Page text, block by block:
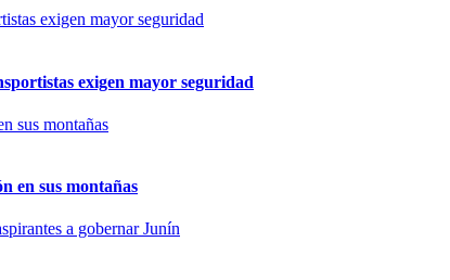
exigen mayor seguridad
en sus montañas